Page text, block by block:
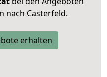
nach Casterfeld.
erhalten